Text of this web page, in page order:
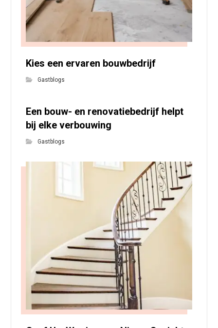
Kies een ervaren bouwbedrijf
Gastblogs
Een bouw- en renovatiebedrijf helpt
bij elke verbouwing
Gastblogs